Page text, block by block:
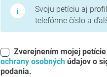
Svoju petíciu aj
telefónne číslo a
Zverejnením mojej
ochrany osobných údajov o
podania.